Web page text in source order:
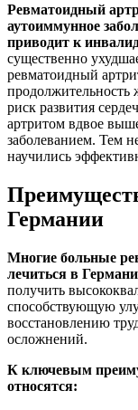
Ревматоидный
аутоиммунное
приводит к
существенно
ревматоидный
продолжительность
риск развития
артритом вдвое
заболеванием. Тем
научились
Германии
Многие больные
лечиться в
получить
способствующую
восстановлению
осложнений.
К ключевым
относятся: